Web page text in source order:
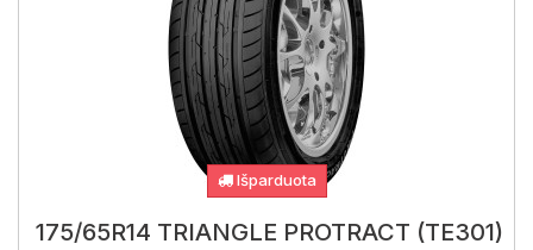
Išparduota
175/65R14 TRIANGLE PROTRACT (TE301)